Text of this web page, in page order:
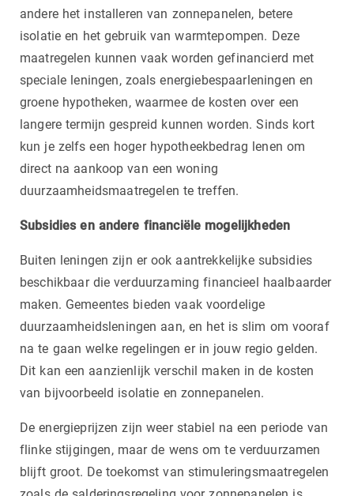
andere het installeren van zonnepanelen, betere
isolatie en het gebruik van warmtepompen. Deze
maatregelen kunnen vaak worden gefinancierd met
speciale leningen, zoals energiebespaarleningen en
groene hypotheken, waarmee de kosten over een
langere termijn gespreid kunnen worden. Sinds kort
kun je zelfs een hoger hypotheekbedrag lenen om
direct na aankoop van een woning
duurzaamheidsmaatregelen te treffen.
Subsidies en andere financiële mogelijkheden
Buiten leningen zijn er ook aantrekkelijke subsidies
beschikbaar die verduurzaming financieel haalbaarder
maken. Gemeentes bieden vaak voordelige
duurzaamheidsleningen aan, en het is slim om vooraf
na te gaan welke regelingen er in jouw regio gelden.
Dit kan een aanzienlijk verschil maken in de kosten
van bijvoorbeeld isolatie en zonnepanelen.
De energieprijzen zijn weer stabiel na een periode van
flinke stijgingen, maar de wens om te verduurzamen
blijft groot. De toekomst van stimuleringsmaatregelen